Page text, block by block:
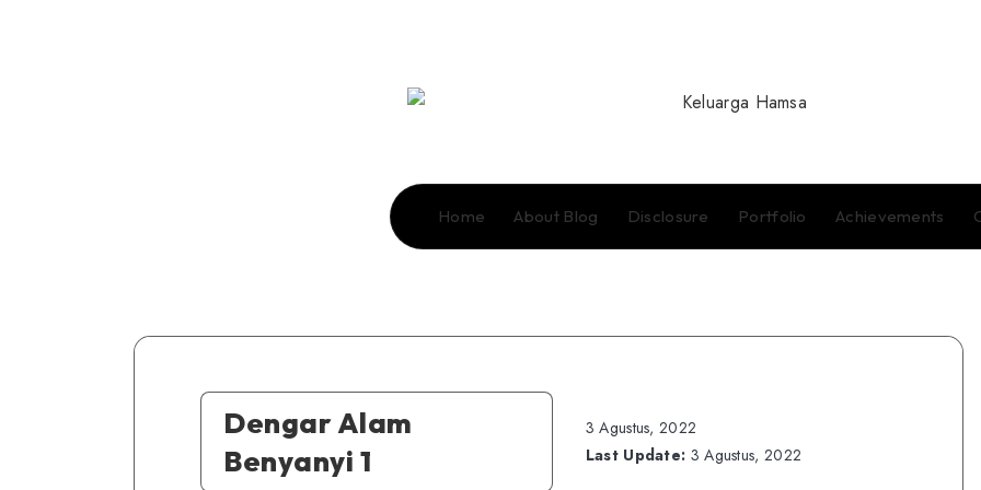
Home About Blog Disclosure Portfolio Achievements
Dengar Alam
Benyanyi 1
3 Agustus, 2022
Last Update: 3 Agustus, 2022